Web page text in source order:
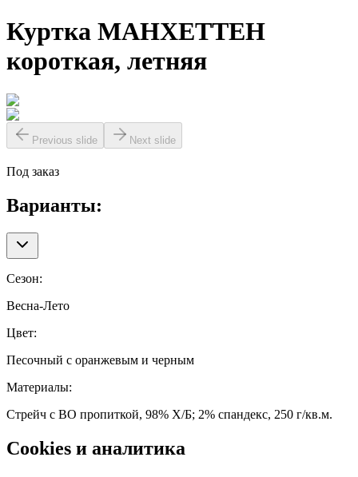
Куртка МАНХЕТТЕН
короткая, летняя
Previous slide Next slide
Под заказ
Варианты:
Сезон:
Весна-Лето
Цвет:
Песочный с оранжевым и черным
Материалы:
Стрейч с ВО пропиткой, 98% Х/Б; 2% спандекс, 250 г/кв.м.
Cookies и аналитика